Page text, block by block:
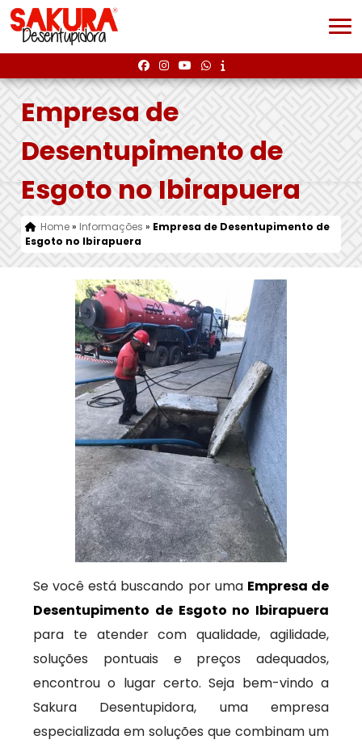
Empresa de
Desentupimento de
Esgoto no Ibirapuera
Home» Informações » Empresa de Desentupimento de
Esgoto no Ibirapuera
Se você está buscando por uma Empresa de
Desentupimento de Esgoto no Ibirapuera
para te atender com qualidade, agilidade,
soluções pontuais e preços adequados,
encontrou o lugar certo. Seja bem-vindo a
Sakura Desentupidora, uma empresa
especializada em soluções que combinam um